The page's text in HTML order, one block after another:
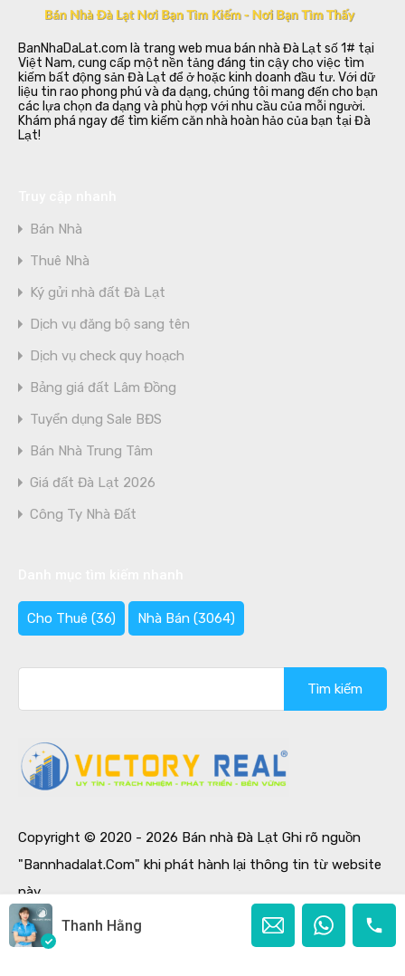
BanNhaDaLat.com là trang web mua bán nhà Đà Lạt số 1# tại
Việt Nam, cung cấp một nền tảng đáng tin cậy cho việc tìm
kiếm bất động sản Đà Lạt để ở hoặc kinh doanh đầu tư. Với dữ
liệu tin rao phong phú và đa dạng, chúng tôi mang đến cho bạn
các lựa chọn đa dạng và phù hợp với nhu cầu của mỗi người.
Khám phá ngay để tìm kiếm căn nhà hoàn hảo của bạn tại Đà
Lạt!
Bán Nhà
Thuê Nhà
Ký gửi nhà đất Đà Lạt
Dịch vụ đăng bộ sang tên
Dịch vụ check quy hoạch
Bảng giá đất Lâm Đồng
Tuyển dụng Sale BĐS
Bán Nhà Trung Tâm
Giá đất Đà Lạt 2026
Công Ty Nhà Đất
Cho Thuê (36) Nhà Bán (3064)
kiếm
cho:
Copyright © 2020 - 2026 Bán nhà Đà Lạt Ghi rõ nguồn
"Bannhadalat.Com" khi phát hành lại thông tin từ website
này.
Designed by
Ban Nha Da Lat
Thanh Hằng